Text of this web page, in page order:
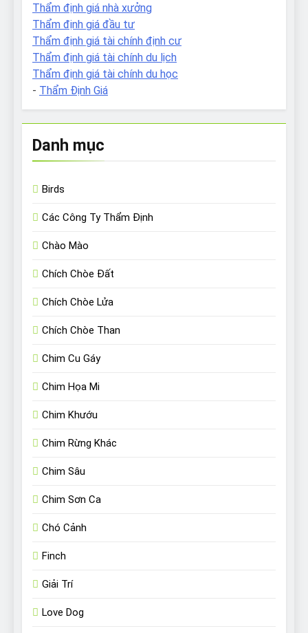
Thẩm định giá nhà xưởng
Thẩm định giá đầu tư
Thẩm định giá tài chính định cư
Thẩm định giá tài chính du lịch
Thẩm định giá tài chính du học
- Thẩm Định Giá
Danh mục
Birds
Các Công Ty Thẩm Định
Chào Mào
Chích Chòe Đất
Chích Chòe Lửa
Chích Chòe Than
Chim Cu Gáy
Chim Họa Mi
Chim Khướu
Chim Rừng Khác
Chim Sâu
Chim Sơn Ca
Chó Cảnh
Finch
Giải Trí
Love Dog